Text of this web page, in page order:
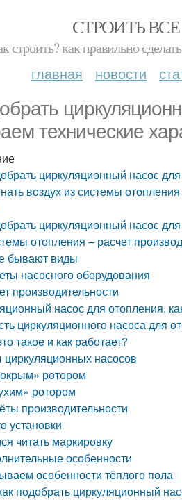
СТРОИТЬ ВСЕ
строить? как правильно
главная новости
технические
циркуляционный насос
воздух из системы
циркуляционный насос
отопления – расчет
бывают виды
насосного оборудования
производительности
насос для отопления,
циркуляционного насоса для
такое и как работает?
насосов
ротором
ротором
производительности
установки
читать маркировку
особенности
особенности тёплого пола
подобрать циркуляционный